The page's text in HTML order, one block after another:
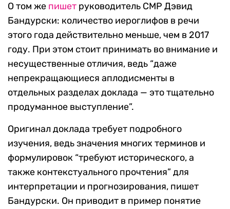
О том же пишет руководитель CMP Дэвид
Бандурски: количество иероглифов в речи
этого года действительно меньше, чем в 2017
году. При этом стоит принимать во внимание и
несущественные отличия, ведь “даже
непрекращающиеся аплодисменты в
отдельных разделах доклада — это тщательно
продуманное выступление”.
Оригинал доклада требует подробного
изучения, ведь значения многих терминов и
формулировок “требуют исторического, а
также контекстуального прочтения” для
интерпретации и прогнозирования, пишет
Бандурски. Он приводит в пример понятие